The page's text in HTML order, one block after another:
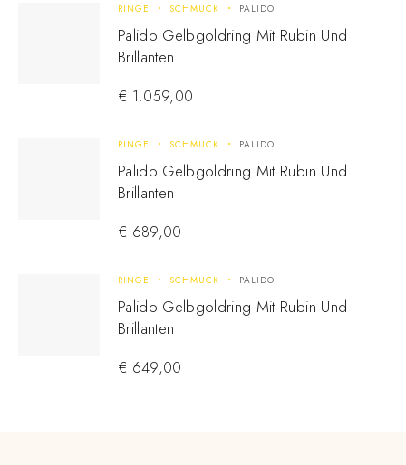
RINGE SCHMUCK PALIDO
Palido Gelbgoldring Mit Rubin Und
Brillanten
€ 1.059,00
RINGE SCHMUCK PALIDO
Palido Gelbgoldring Mit Rubin Und
Brillanten
€ 689,00
RINGE SCHMUCK PALIDO
Palido Gelbgoldring Mit Rubin Und
Brillanten
€ 649,00